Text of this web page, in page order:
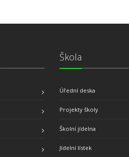
Škola
Úřední deska
Projekty školy
Školní jídelna
Jídelní lístek